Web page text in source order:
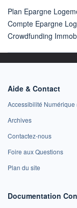
Plan Epargne
Compte Epargne
Crowdfunding
Aide & Contact
Accessibilité
Archives
Contactez-nous
Foire aux Questions
Plan du site
Documentation